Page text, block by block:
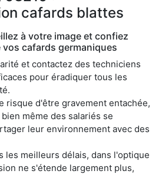
cafards blattes
à votre image et confiez
cafards germaniques
et contactez des techniciens
pour éradiquer tous les
risque d'être gravement entachée,
même des salariés se
leur environnement avec des
les meilleurs délais, dans l'optique
ne s'étende largement plus,